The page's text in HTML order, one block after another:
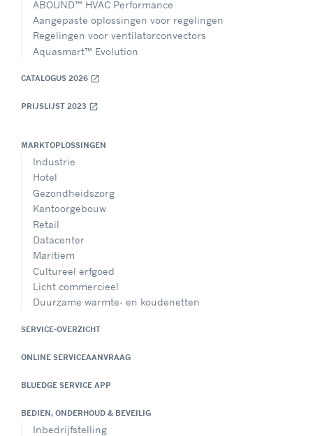
ABOUND™ HVAC Performance
Aangepaste oplossingen voor regelingen
Regelingen voor ventilatorconvectors
Aquasmart™ Evolution
CATALOGUS 2026 open_in_new
PRIJSLIJST 2023 open_in_new
MARKTOPLOSSINGEN
Industrie
Hotel
Gezondheidszorg
Kantoorgebouw
Retail
Datacenter
Maritiem
Cultureel erfgoed
Licht commercieel
Duurzame warmte- en koudenetten
SERVICE-OVERZICHT
ONLINE SERVICEAANVRAAG
BLUEDGE SERVICE APP
BEDIEN, ONDERHOUD & BEVEILIG
Inbedrijfstelling